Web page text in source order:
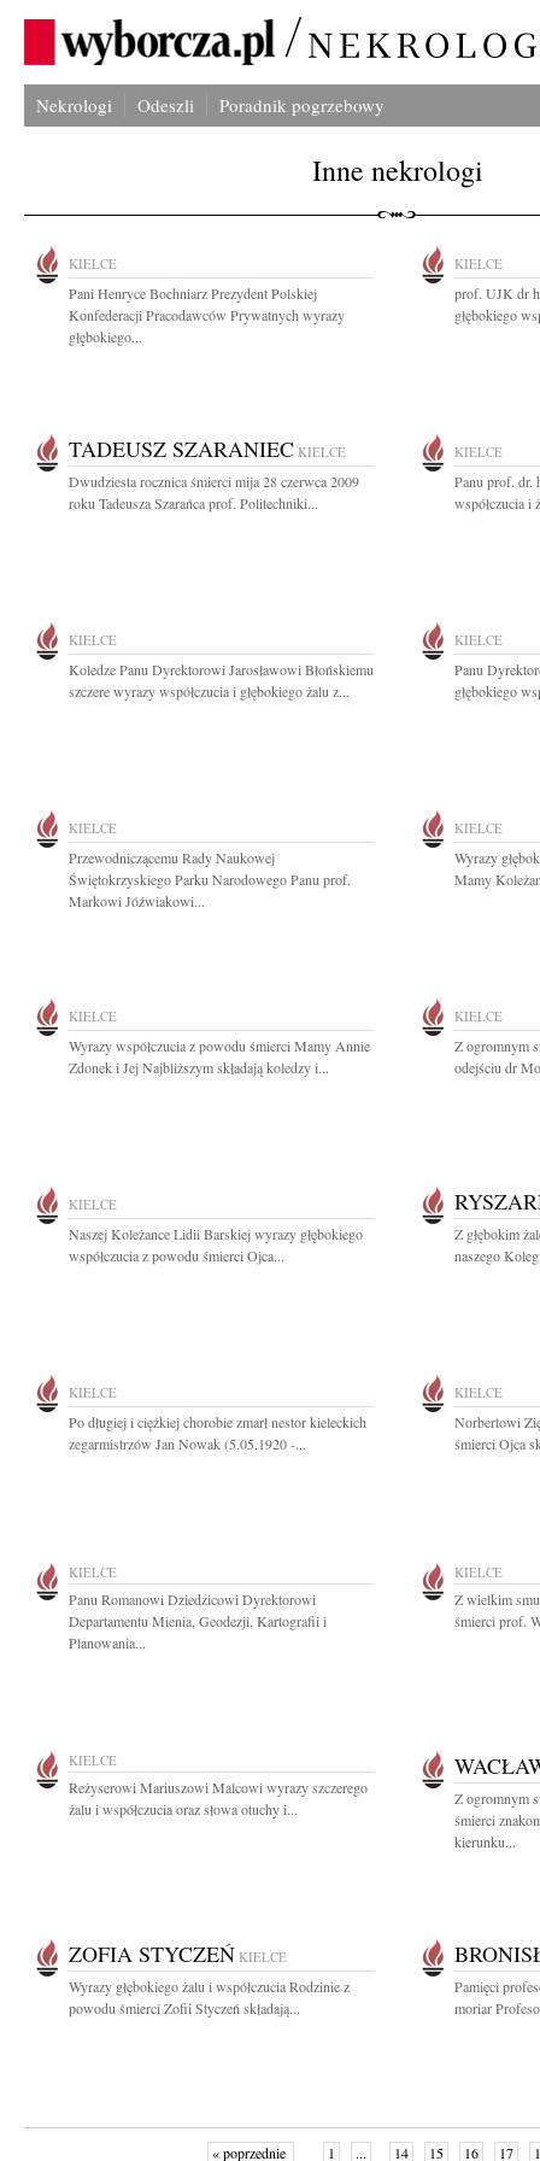
Nekrologi Odeszli Poradnik pogrzebowy
Inne nekrologi
KIELCE
Pani Henryce Bochniarz Prezydent Polskiej
Konfederacji Pracodawców Prywatnych wyrazy
głębokiego...
KIELCE
prof. UJK dr
głębokiego
TADEUSZ SZARANIEC KIELCE
Dwudziesta rocznica śmierci mija 28 czerwca 2009
roku Tadeusza Szarańca prof. Politechniki...
KIELCE
Panu prof.
współczucia i
KIELCE
Koledze Panu Dyrektorowi Jarosławowi Błońskiemu
szczere wyrazy współczucia i głębokiego żalu z...
KIELCE
Panu
głębokiego
KIELCE
Przewodniczącemu Rady Naukowej
Świętokrzyskiego Parku Narodowego Panu prof.
Markowi Jóźwiakowi...
KIELCE
Wyrazy
Mamy
KIELCE
Wyrazy współczucia z powodu śmierci Mamy Annie
Zdonek i Jej Najbliższym składają koledzy i...
KIELCE
Z ogromnym
odejściu dr
KIELCE
Naszej Koleżance Lidii Barskiej wyrazy głębokiego
współczucia z powodu śmierci Ojca...
Z głębokim
naszego
KIELCE
Po długiej i ciężkiej chorobie zmarł nestor kieleckich
zegarmistrzów Jan Nowak (5.05.1920 -...
KIELCE
Norbertowi
śmierci Ojca
KIELCE
Panu Romanowi Dziedzicowi Dyrektorowi
Departamentu Mienia, Geodezji, Kartografii i
Planowania...
KIELCE
Z wielkim
śmierci prof.
KIELCE
Reżyserowi Mariuszowi Malcowi wyrazy szczerego
żalu i współczucia oraz słowa otuchy i...
Z ogromnym
śmierci
kierunku...
ZOFIA STYCZEŃ KIELCE
Wyrazy głębokiego żalu i współczucia Rodzinie z
powodu śmierci Zofii Styczeń składają...
Pamięci
moriar
« poprzednie 1 ... 14 15 16 17